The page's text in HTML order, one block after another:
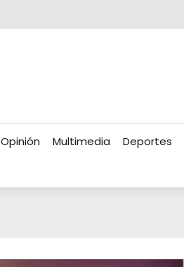
Opinión Multimedia Deportes